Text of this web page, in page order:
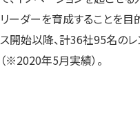
リーダーを育成することを
ス開始以降、計36社95名の
（※2020年5月実績）。